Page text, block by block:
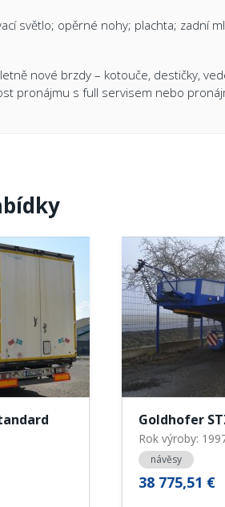
světlo; opěrné nohy; plachta; zadní
nové brzdy – kotouče, destičky,
pronájmu s full servisem nebo
Goldhofer
Rok výroby:
návěsy
38 775,51 €